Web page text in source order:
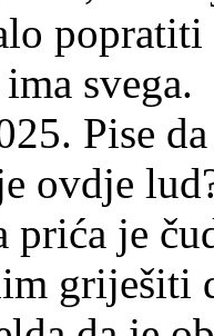
popratiti
svega.
Pise
ovdje
prića je
griješiti